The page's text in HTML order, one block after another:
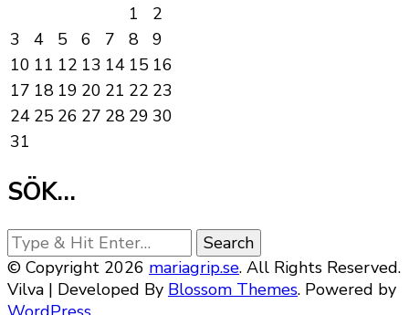
1
2
3
4 5 6 7 8
9
10 11 12 13 14 15 16
17 18 19 20 21 22 23
24 25 26 27 28 29 30
31
SÖK…
Looking
for
Something?
© Copyright 2026 mariagrip.se. All Rights Reserved.
Vilva | Developed By Blossom Themes. Powered by